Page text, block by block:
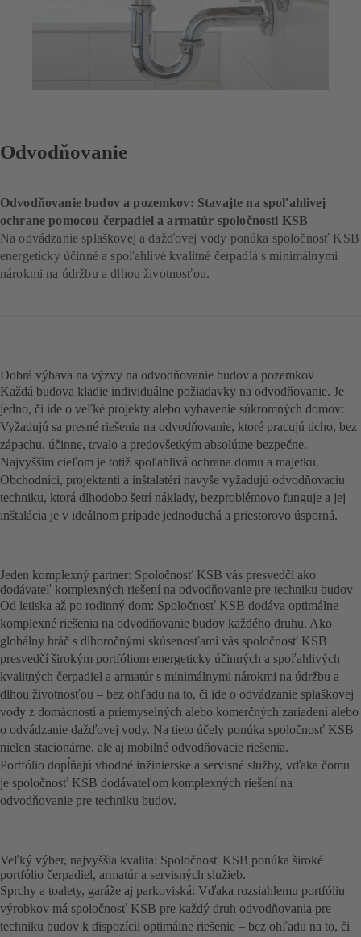
Odvodňovanie
Odvodňovanie budov a pozemkov: Stavajte na spoľahlivej
ochrane pomocou čerpadiel a armatúr spoločnosti KSB
Na odvádzanie splaškovej a dažďovej vody ponúka spoločnosť KSB
energeticky účinné a spoľahlivé kvalitné čerpadlá s minimálnymi
nárokmi na údržbu a dlhou životnosťou.
Dobrá výbava na výzvy na odvodňovanie budov a pozemkov
Každá budova kladie individuálne požiadavky na odvodňovanie. Je
jedno, či ide o veľké projekty alebo vybavenie súkromných domov:
Vyžadujú sa presné riešenia na odvodňovanie, ktoré pracujú ticho, bez
zápachu, účinne, trvalo a predovšetkým absolútne bezpečne.
Najvyšším cieľom je totiž spoľahlivá ochrana domu a majetku.
Obchodníci, projektanti a inštalatéri navyše vyžadujú odvodňovaciu
techniku, ktorá dlhodobo šetrí náklady, bezproblémovo funguje a jej
inštalácia je v ideálnom prípade jednoduchá a priestorovo úsporná.
Jeden komplexný partner: Spoločnosť KSB vás presvedčí ako
dodávateľ komplexných riešení na odvodňovanie pre techniku budov
Od letiska až po rodinný dom: Spoločnosť KSB dodáva optimálne
komplexné riešenia na odvodňovanie budov každého druhu. Ako
globálny hráč s dlhoročnými skúsenosťami vás spoločnosť KSB
presvedčí širokým portfóliom energeticky účinných a spoľahlivých
kvalitných čerpadiel a armatúr s minimálnymi nárokmi na údržbu a
dlhou životnosťou – bez ohľadu na to, či ide o odvádzanie splaškovej
vody z domácností a priemyselných alebo komerčných zariadení alebo
o odvádzanie dažďovej vody. Na tieto účely ponúka spoločnosť KSB
nielen stacionárne, ale aj mobilné odvodňovacie riešenia.
Portfólio dopĺňajú vhodné inžinierske a servisné služby, vďaka čomu
je spoločnosť KSB dodávateľom komplexných riešení na
odvodňovanie pre techniku budov.
Veľký výber, najvyššia kvalita: Spoločnosť KSB ponúka široké
portfólio čerpadiel, armatúr a servisných služieb.
Sprchy a toalety, garáže aj parkoviská: Vďaka rozsiahlemu portfóliu
výrobkov má spoločnosť KSB pre každý druh odvodňovania pre
techniku budov k dispozícii optimálne riešenie – bez ohľadu na to, či